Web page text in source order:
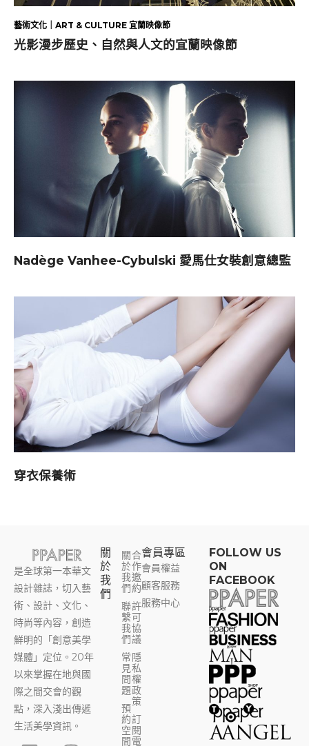
藝術文化｜ART & CULTURE 宜蘭映像節
光影漫步歷史、自然與人文的宜蘭映像節
Nadège Vanhee-Cybulski 愛馬仕女裝創意總監
穿衣保養術
是全球第一本華文
設計雜誌，切入藝
術、設計、文化、
時尚等內容，創造
鮮明的「創意美學
媒體」定位。20年
以來掌握在地與國
際之間交會的觀
點，深入淺出傳遞
生活美學資訊。
關
於
我
們
關
於
我
們
聯
繫
我
們
常
見
問
題
預
約
空
間
合
作
邀
約
許
可
協
議
隱
私
權
政
策
訂
閱
電
會員專區​
會員權益
顧客服務
服務中心
FOLLOW US
ON
FACEBOOK